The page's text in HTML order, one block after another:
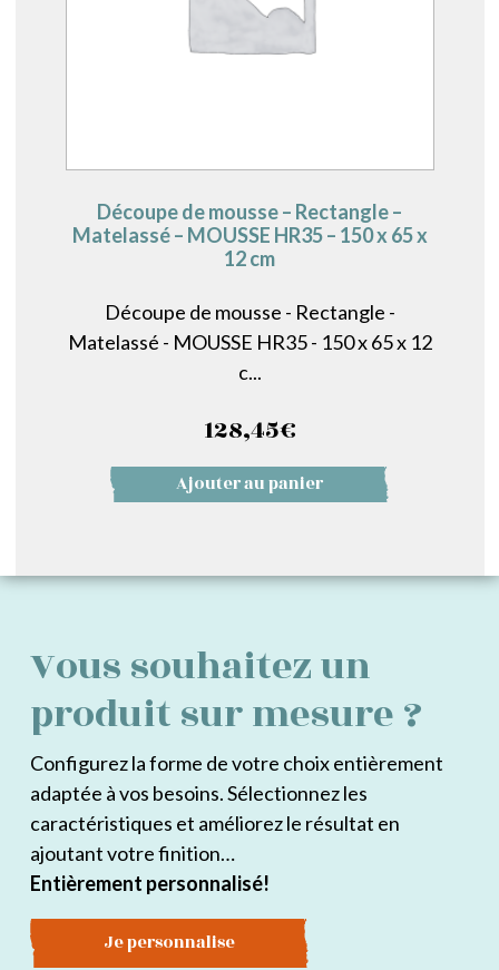
Découpe de mousse – Rectangle –
Matelassé – MOUSSE HR35 – 150 x 65 x
12 cm
Découpe de mousse - Rectangle -
Matelassé - MOUSSE HR35 - 150 x 65 x 12
c...
128,45€
Ajouter au panier
Vous souhaitez un
produit sur mesure ?
Configurez la forme de votre choix entièrement
adaptée à vos besoins. Sélectionnez les
caractéristiques et améliorez le résultat en
ajoutant votre finition…
Entièrement personnalisé!
Je personnalise